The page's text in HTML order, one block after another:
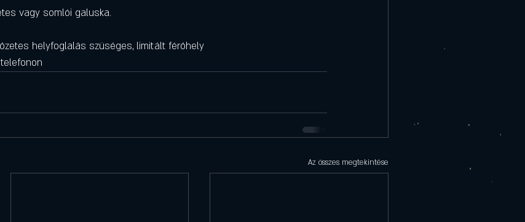
vagy somlói galuska.
helyfoglalás szüséges, limitált férőhely
Az összes megtekintése